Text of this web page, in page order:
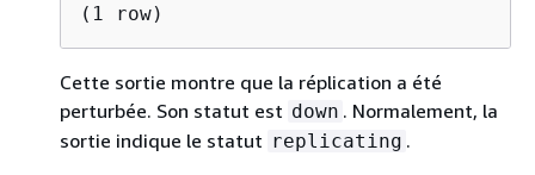
(1 row)
Cette sortie montre que la réplication a été
perturbée. Son statut est down . Normalement, la
sortie indique le statut replicating .